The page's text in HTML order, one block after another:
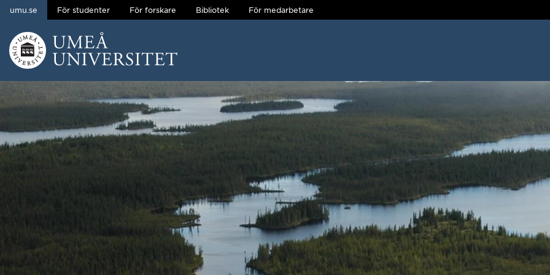
Hoppa direkt till innehållet
umu.se För studenter För forskare Bibliotek För medarbetare
Huvudmenyn dold.